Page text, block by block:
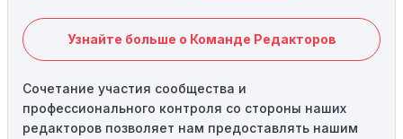
Узнайте больше о Команде Редакторов
Сочетание участия сообщества и
профессионального контроля со стороны наших
редакторов позволяет нам предоставлять нашим